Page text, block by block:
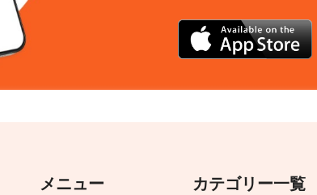
メニュー カテゴリー一覧